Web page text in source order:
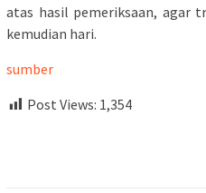
atas hasil pemeriksaan, agar
kemudian hari.
sumber
Post Views: 1,354